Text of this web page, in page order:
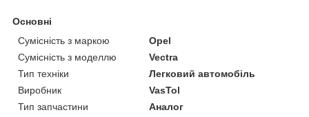
Основні
Сумісність з маркою
Opel
Сумісність з моделлю
Vectra
Тип техніки
Легковий автомобіль
Виробник
VasTol
Тип запчастини
Аналог